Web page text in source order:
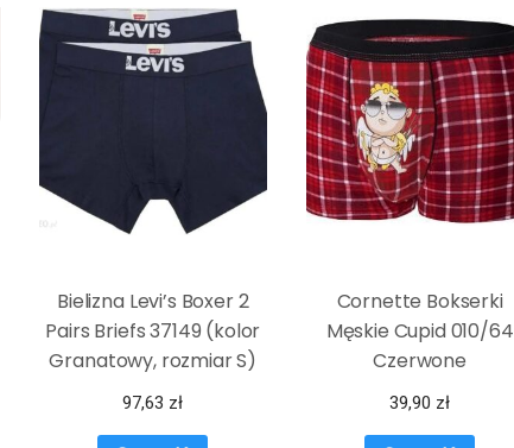
Bielizna Levi’s Boxer 2
Pairs Briefs 37149 (kolor
Granatowy, rozmiar S)
97,63 zł
Cornette Bokserki
Męskie Cupid 010/64
Czerwone
39,90 zł